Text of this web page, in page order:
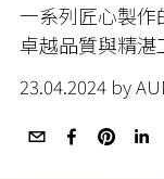
一系列匠心製
卓越品質與精湛
23.04.2024 by